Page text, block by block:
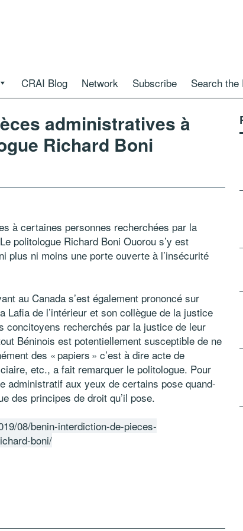
CRAI Blog Network Subscribe Search the
administratives à
Richard Boni
à certaines personnes recherchées par la
politologue Richard Boni Ouorou s’y est
plus ni moins une porte ouverte à l’insécurité
au Canada s’est également prononcé sur
de l’intérieur et son collègue de la justice
recherchés par la justice de leur
Béninois est potentiellement susceptible de ne
des « papiers » c’est à dire acte de
etc., a fait remarquer le politologue. Pour
administratif aux yeux de certains pose quand-
des principes de droit qu’il pose.
08/benin-interdiction-de-pieces-
boni/